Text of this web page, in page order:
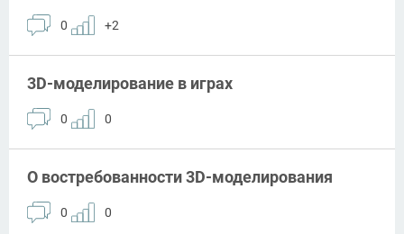
0 +2
3D-моделирование в играх
0 0
О востребованности 3D-моделирования
0 0